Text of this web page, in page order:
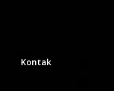
Kontak